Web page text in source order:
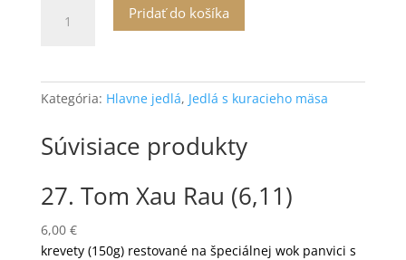
pomarančovej
šťave
Pridať do košíka
Kategória: Hlavne jedlá, Jedlá s kuracieho mäsa
Súvisiace produkty
27. Tom Xau Rau (6,11)
6,00 €
krevety (150g) restované na špeciálnej wok panvici s